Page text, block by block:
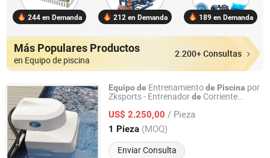
244 en Demanda 212 en Demanda 189 en Demanda
Más Populares Productos
en Equipo de piscina
2.200+ Consultas
Equipode Entrenamientode Piscina por
Zksports - Entrenadorde Corriente
US$ 2.250,00 / Pieza
1 Pieza (MOQ)
Enviar Consulta
Guangdong Zhongke Intelligent Sports Technology Co.,
Ltd.
Guangdong, China Desde 2025